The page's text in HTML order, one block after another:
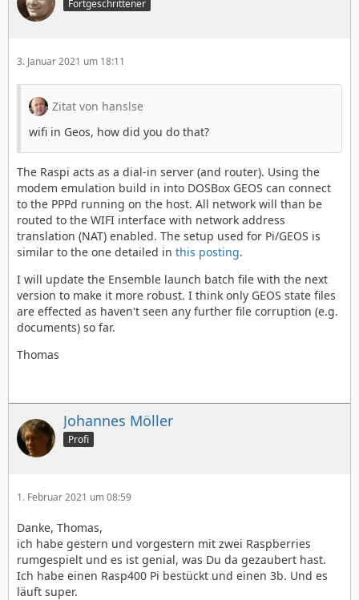
Fortgeschrittener
3. Januar 2021 um 18:11
Zitat von hanslse
wifi in Geos, how did you do that?
The Raspi acts as a dial-in server (and router). Using the
modem emulation build in into DOSBox GEOS can connect
to the PPPd running on the host. All network will than be
routed to the WIFI interface with network address
translation (NAT) enabled. The setup used for Pi/GEOS is
similar to the one detailed in this posting.
I will update the Ensemble launch batch file with the next
version to make it more robust. I think only GEOS state files
are effected as haven't seen any further file corruption (e.g.
documents) so far.
Thomas
Johannes Möller
Profi
1. Februar 2021 um 08:59
Danke, Thomas,
ich habe gestern und vorgestern mit zwei Raspberries
rumgespielt und es ist genial, was Du da gezaubert hast.
Ich habe einen Rasp400 Pi bestückt und einen 3b. Und es
läuft super.